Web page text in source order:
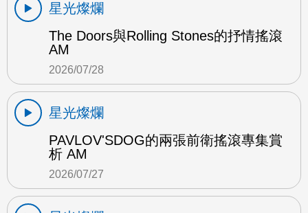
星光燦爛
The Doors與Rolling Stones的抒情搖滾
AM
2026/07/28
星光燦爛
PAVLOV'SDOG的兩張前衛搖滾專集賞
析 AM
2026/07/27